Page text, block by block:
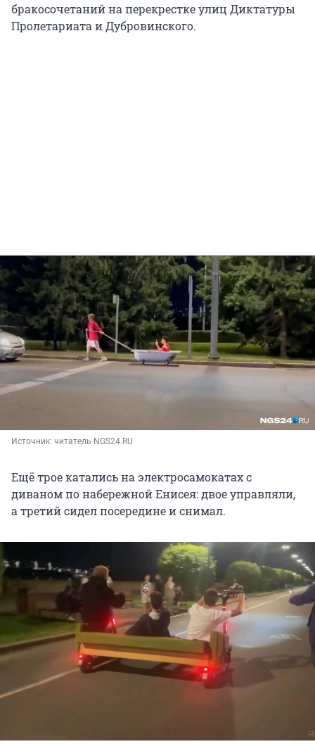
бракосочетаний на перекрестке улиц Диктатуры
Пролетариата и Дубровинского.
Источник: читатель NGS24.RU
Ещё трое катались на электросамокатах с
диваном по набережной Енисея: двое управляли,
а третий сидел посередине и снимал.